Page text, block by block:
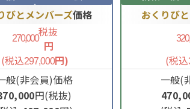
びとメンバーズ価格
270,000税抜
円
(税込297,000円)
般(非会員)価格
円(税抜)
おくりび
(税込
一般(